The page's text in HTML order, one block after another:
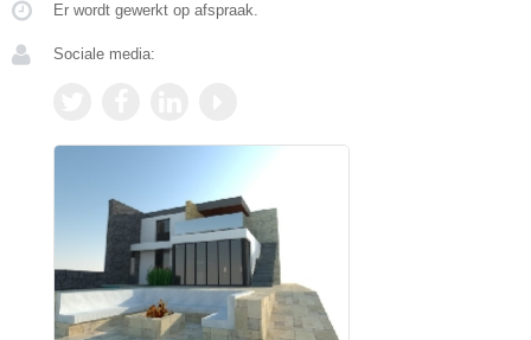
Er wordt gewerkt op afspraak.
Sociale media: